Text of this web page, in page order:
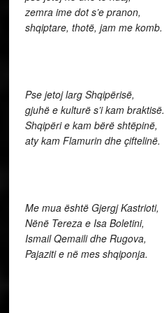
zemra ime dot s’e pranon,
shqiptare, thotë, jam me komb.
Pse jetoj larg Shqipërisë,
gjuhë e kulturë s’i kam braktisë.
Shqipëri e kam bërë shtëpinë,
aty kam Flamurin dhe çiftelinë.
Me mua është Gjergj Kastrioti,
Nënë Tereza e Isa Boletini,
Ismail Qemaili dhe Rugova,
Pajaziti e në mes shqiponja.